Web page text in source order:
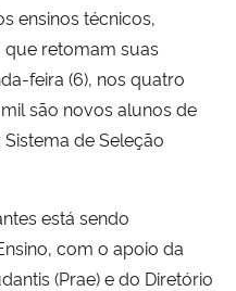
Humanos
ensinos técnicos,
retomam suas
feira (6), nos quatro
são novos alunos de
de Seleção
está sendo
com o apoio da
(Prae) e do Diretório